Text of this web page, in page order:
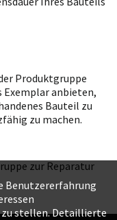
der Produktgruppe
Exemplar anbieten,
Bauteil zu
zu machen.
zur Reparatur
Benutzererfahrung
stellen. Detaillierte